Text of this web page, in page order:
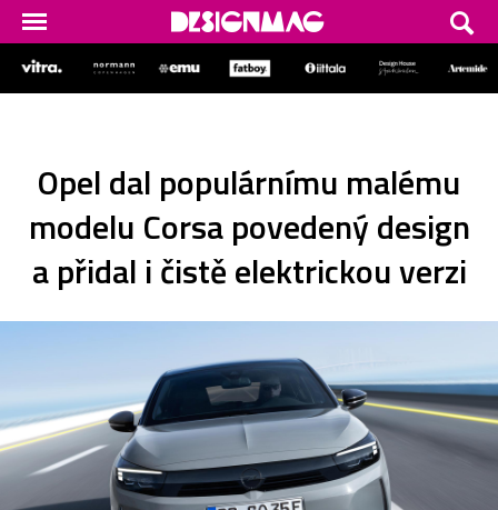
Opel dal populárnímu malému
modelu Corsa povedený design
a přidal i čistě elektrickou verzi